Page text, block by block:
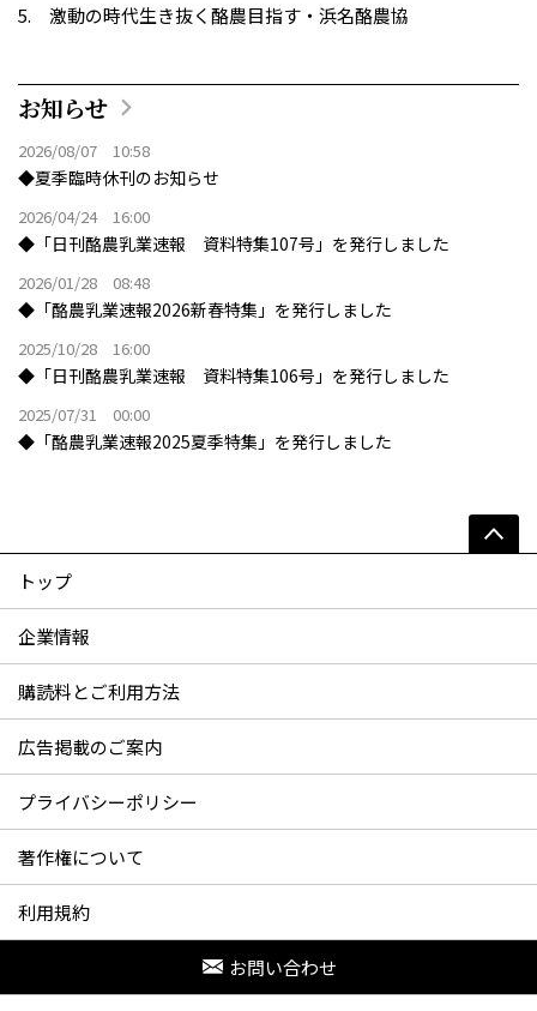
激動の時代生き抜く酪農目指す・浜名酪農協
お知らせ
2026/08/07 10:58
◆夏季臨時休刊のお知らせ
2026/04/24 16:00
◆「日刊酪農乳業速報 資料特集107号」を発行しました
2026/01/28 08:48
◆「酪農乳業速報2026新春特集」を発行しました
2025/10/28 16:00
◆「日刊酪農乳業速報 資料特集106号」を発行しました
2025/07/31 00:00
◆「酪農乳業速報2025夏季特集」を発行しました
トップ
企業情報
購読料とご利用方法
広告掲載のご案内
プライバシーポリシー
著作権について
利用規約
お問い合わせ